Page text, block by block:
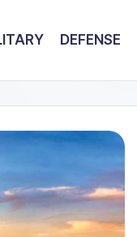
DEFENSE